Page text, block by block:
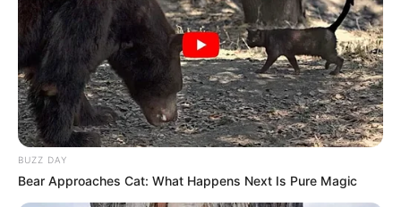
BUZZ DAY
Bear Approaches Cat: What Happens Next Is Pure Magic